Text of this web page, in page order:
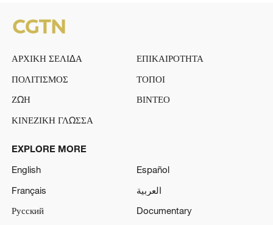
ΑΡΧΙΚΗ ΣΕΛΙΔΑ
ΕΠΙΚΑΙΡΟΤΗΤΑ
ΠΟΛΙΤΙΣΜΟΣ
ΤΟΠΟΙ
ΖΩΗ
ΒΙΝΤΕΟ
ΚΙΝΕΖΙΚΗ ΓΛΩΣΣΑ
EXPLORE MORE
English
Español
Français
العربية
Русский
Documentary